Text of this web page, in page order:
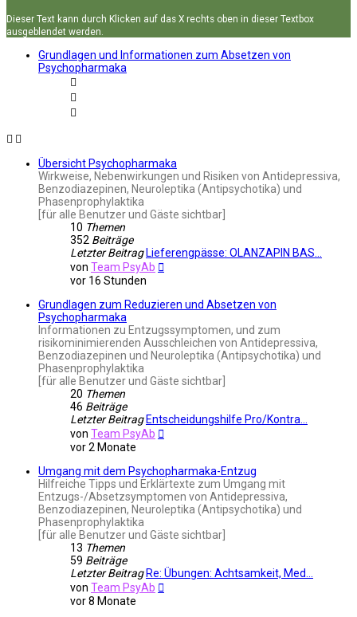
Dieser Text kann durch Klicken auf das X rechts oben in dieser Textbox
ausgeblendet werden.
Grundlagen und Informationen zum Absetzen von
Psychopharmaka
Übersicht Psychopharmaka
Wirkweise, Nebenwirkungen und Risiken von Antidepressiva,
Benzodiazepinen, Neuroleptika (Antipsychotika) und
Phasenprophylaktika
[für alle Benutzer und Gäste sichtbar]
10 Themen
352 Beiträge
Letzter Beitrag Lieferengpässe: OLANZAPIN BAS…
von Team PsyAb
vor 16 Stunden
Grundlagen zum Reduzieren und Absetzen von
Psychopharmaka
Informationen zu Entzugssymptomen, und zum
risikominimierenden Ausschleichen von Antidepressiva,
Benzodiazepinen und Neuroleptika (Antipsychotika) und
Phasenprophylaktika
[für alle Benutzer und Gäste sichtbar]
20 Themen
46 Beiträge
Letzter Beitrag Entscheidungshilfe Pro/Kontra…
von Team PsyAb
vor 2 Monate
Umgang mit dem Psychopharmaka-Entzug
Hilfreiche Tipps und Erklärtexte zum Umgang mit
Entzugs-/Absetzsymptomen von Antidepressiva,
Benzodiazepinen, Neuroleptika (Antipsychotika) und
Phasenprophylaktika
[für alle Benutzer und Gäste sichtbar]
13 Themen
59 Beiträge
Letzter Beitrag Re: Übungen: Achtsamkeit, Med…
von Team PsyAb
vor 8 Monate